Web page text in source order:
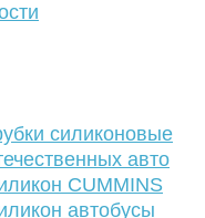
силиконовые
авто
CUMMINS
автобусы